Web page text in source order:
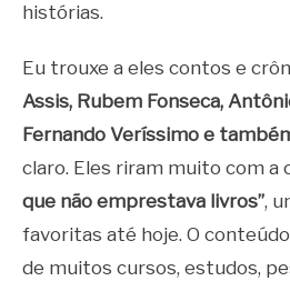
histórias.
Eu trouxe a eles contos e
Assis, Rubem Fonseca,
Fernando Veríssimo e
claro. Eles riram muito com a
que não emprestava livros”,
favoritas até hoje. O
de muitos cursos, estudos,